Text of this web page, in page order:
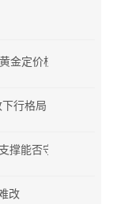
金定价核心
行格局
撑能否守住？
改